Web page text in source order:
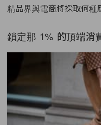
精品界與電商將採取何種
鎖定那 1% 的頂端消